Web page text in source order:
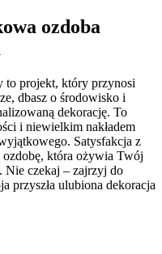
ozdoba
to projekt, który przynosi
dbasz o środowisko i
dekorację. To
i niewielkim nakładem
Satysfakcja z
ozdobę, która ożywia Twój
Nie czekaj – zajrzyj do
przyszła ulubiona dekoracja